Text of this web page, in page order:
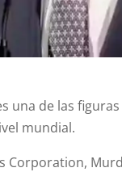
una de las
mundial.
Corporation,